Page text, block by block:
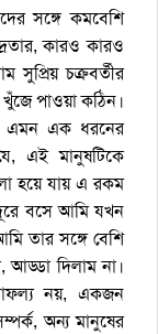
সঙ্গে কমবেশি
কারও কারও
সুপ্রিয় চক্রবর্তীর
পাওয়া কঠিন।
এমন এক ধরনের
এই মানুষটিকে
হয়ে যায় এ রকম
বসে আমি যখন
তার সঙ্গে বেশি
দিলাম না।
নয়, একজন
অন্য মানুষের